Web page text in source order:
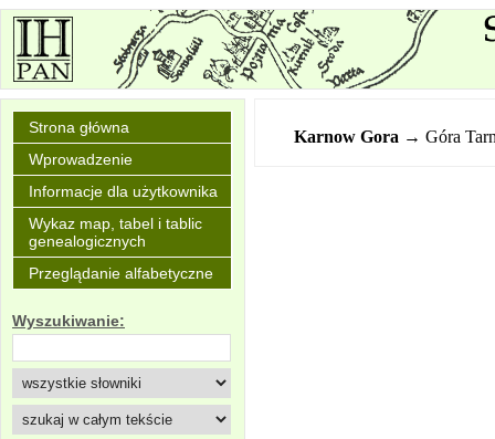
Strona główna
Wprowadzenie
Informacje dla użytkownika
Wykaz map, tabel i tablic
genealogicznych
Przeglądanie alfabetyczne
Wyszukiwanie:
Karnow Gora → Góra